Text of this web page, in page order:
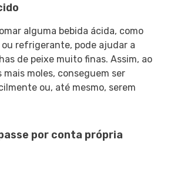
alguma bebida ácida, como
refrigerante, pode ajudar a
de peixe muito finas. Assim, ao
moles, conseguem ser
ou, até mesmo, serem
por conta própria